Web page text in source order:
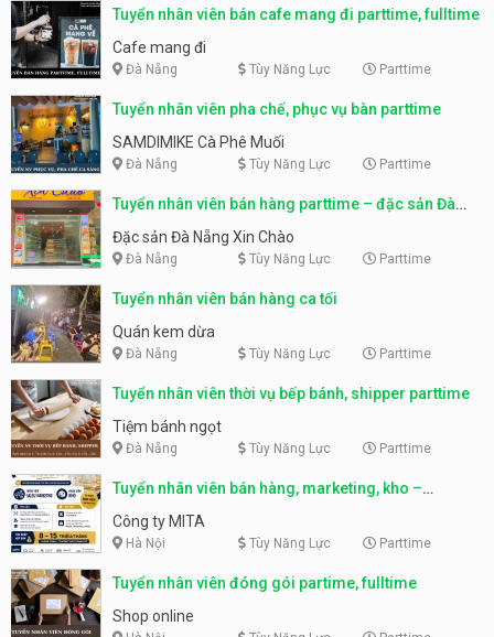
Tuyển nhân viên bán cafe mang đi parttime, fulltime
Cafe mang đi
Đà Nẵng Tùy Năng Lực Parttime
Tuyển nhân viên pha chế, phục vụ bàn parttime
SAMDIMIKE Cà Phê Muối
Đà Nẵng Tùy Năng Lực Parttime
Tuyển nhân viên bán hàng parttime – đặc sản Đà
Nẵng
Đặc sản Đà Nẵng Xin Chào
Đà Nẵng Tùy Năng Lực Parttime
Tuyển nhân viên bán hàng ca tối
Quán kem dừa
Đà Nẵng Tùy Năng Lực Parttime
Tuyển nhân viên thời vụ bếp bánh, shipper parttime
Tiệm bánh ngọt
Đà Nẵng Tùy Năng Lực Parttime
Tuyển nhân viên bán hàng, marketing, kho –
parttime, fulltime
Công ty MITA
Hà Nội Tùy Năng Lực Parttime
Tuyển nhân viên đóng gói partime, fulltime
Shop online